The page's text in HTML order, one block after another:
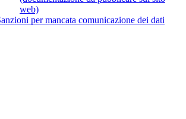
web)
per mancata comunicazione dei dati